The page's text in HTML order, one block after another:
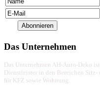
Das Unternehmen
Das Unternehmen AH-Auto-Deko
Dienstleister in den Bereichen Sitz-
für KFZ sowie Wohnung.